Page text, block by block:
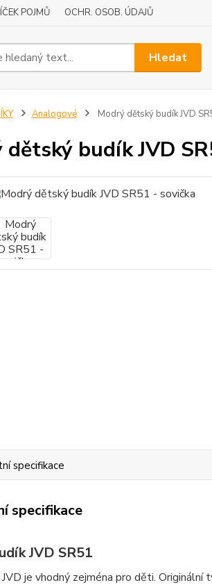
POJMŮ OCHR. OSOB. ÚDAJŮ
Hledat
Analogové Modrý dětský budík JVD
dětský budík JVD
specifikace
specifikace
JVD SR51
je vhodný zejména pro děti. Originální